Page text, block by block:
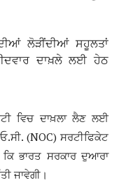
ਲੋੜੀਂਦੀਆਂ ਸਹੂਲਤਾਂ
ਦਾਖ਼ਲੇ ਲਈ ਹੇਠ
ਵਿਚ ਦਾਖ਼ਲਾ ਲੈਣ ਲਈ
(NOC) ਸਰਟੀਫਿਕੇਟ
ਭਾਰਤ ਸਰਕਾਰ ਦੁਆਰਾ
ਜਾਵੇਗੀ।